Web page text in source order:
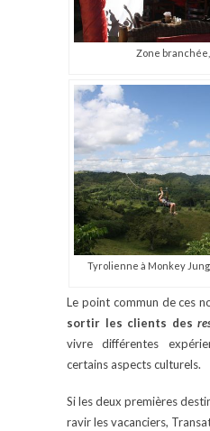
Zone
Tyrolienne à Monkey
Le point commun de ces
sortir les clients des
vivre différentes
certains aspects culturels.
Si les deux premières
ravir les vacanciers,